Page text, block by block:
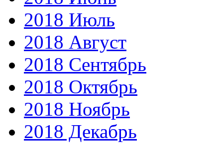
2018 Июль
2018 Август
2018 Сентябрь
2018 Октябрь
2018 Ноябрь
2018 Декабрь